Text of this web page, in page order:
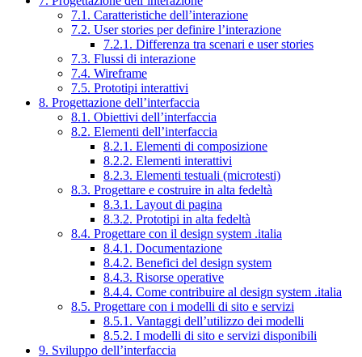
7.1. Caratteristiche dell’interazione
7.2. User stories per definire l’interazione
7.2.1. Differenza tra scenari e user stories
7.3. Flussi di interazione
7.4. Wireframe
7.5. Prototipi interattivi
8. Progettazione dell’interfaccia
8.1. Obiettivi dell’interfaccia
8.2. Elementi dell’interfaccia
8.2.1. Elementi di composizione
8.2.2. Elementi interattivi
8.2.3. Elementi testuali (microtesti)
8.3. Progettare e costruire in alta fedeltà
8.3.1. Layout di pagina
8.3.2. Prototipi in alta fedeltà
8.4. Progettare con il design system .italia
8.4.1. Documentazione
8.4.2. Benefici del design system
8.4.3. Risorse operative
8.4.4. Come contribuire al design system .italia
8.5. Progettare con i modelli di sito e servizi
8.5.1. Vantaggi dell’utilizzo dei modelli
8.5.2. I modelli di sito e servizi disponibili
9. Sviluppo dell’interfaccia